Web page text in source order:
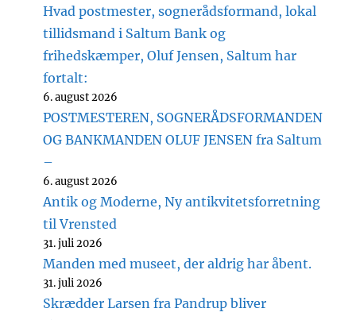
Hvad postmester, sognerådsformand, lokal
tillidsmand i Saltum Bank og
frihedskæmper, Oluf Jensen, Saltum har
fortalt:
6. august 2026
POSTMESTEREN, SOGNERÅDSFORMANDEN
OG BANKMANDEN OLUF JENSEN fra Saltum
–
6. august 2026
Antik og Moderne, Ny antikvitetsforretning
til Vrensted
31. juli 2026
Manden med museet, der aldrig har åbent.
31. juli 2026
Skrædder Larsen fra Pandrup bliver